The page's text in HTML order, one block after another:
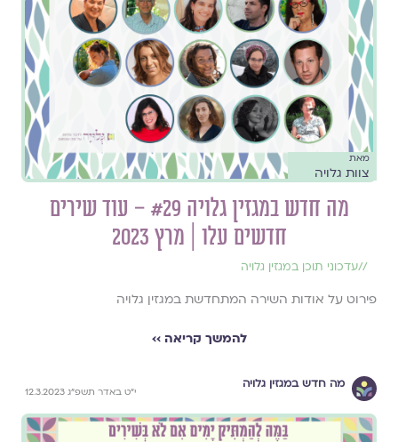
מאת
צוות גלויה
מה חדש במגזין גלויה #29 – עוד שירים
חדשים עלו | מרץ 2023
//עדכוני תוכן במגזין גלויה
פירוט על אודות השירה המתחדשת במגזין גלויה
להמשך קריאה ››
מה חדש במגזין גלויה
י״ט באדר תשפ״ג 12.3.2023